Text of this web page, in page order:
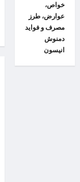
خواص،
عوارض، طرز
مصرف و فواید
دمنوش
انیسون